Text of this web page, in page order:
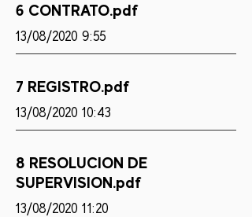
6 CONTRATO.pdf
13/08/2020 9:55
7 REGISTRO.pdf
13/08/2020 10:43
8 RESOLUCION DE
SUPERVISION.pdf
13/08/2020 11:20